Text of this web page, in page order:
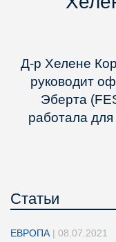
Д-р Хелене
руководит
Эберта
работала
Статьи
ЕВРОПА | 08.07.2021